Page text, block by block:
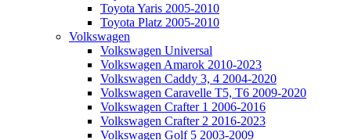
Toyota Yaris 2005-2010
Toyota Platz 2005-2010
Volkswagen
Volkswagen Universal
Volkswagen Amarok 2010-2023
Volkswagen Caddy 3, 4 2004-2020
Volkswagen Caravelle T5, T6 2009-2020
Volkswagen Crafter 1 2006-2016
Volkswagen Crafter 2 2016-2023
Volkswagen Golf 5 2003-2009